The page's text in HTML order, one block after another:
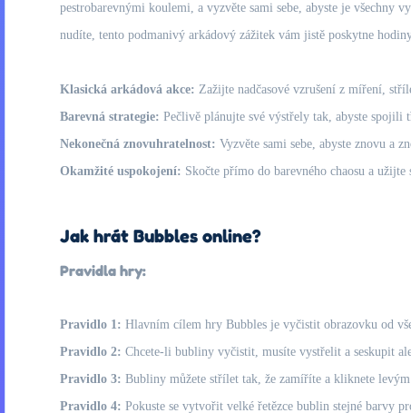
pestrobarevnými koulemi, a vyzvěte sami sebe, abyste je všechny
nudíte, tento podmanivý arkádový zážitek vám jistě poskytne
Klasická arkádová akce: Zažijte nadčasové vzrušení z míření,
Barevná strategie: Pečlivě plánujte své výstřely tak, abyste
Nekonečná znovuhratelnost: Vyzvěte sami sebe, abyste znovu a
Okamžité uspokojení: Skočte přímo do barevného chaosu a
Jak hrát Bubbles online?
Pravidla hry:
Pravidlo 1: Hlavním cílem hry Bubbles je vyčistit obrazovku od
Pravidlo 2: Chcete-li bubliny vyčistit, musíte vystřelit a seskupit
Pravidlo 3: Bubliny můžete střílet tak, že zamíříte a kliknete
Pravidlo 4: Pokuste se vytvořit velké řetězce bublin stejné barvy